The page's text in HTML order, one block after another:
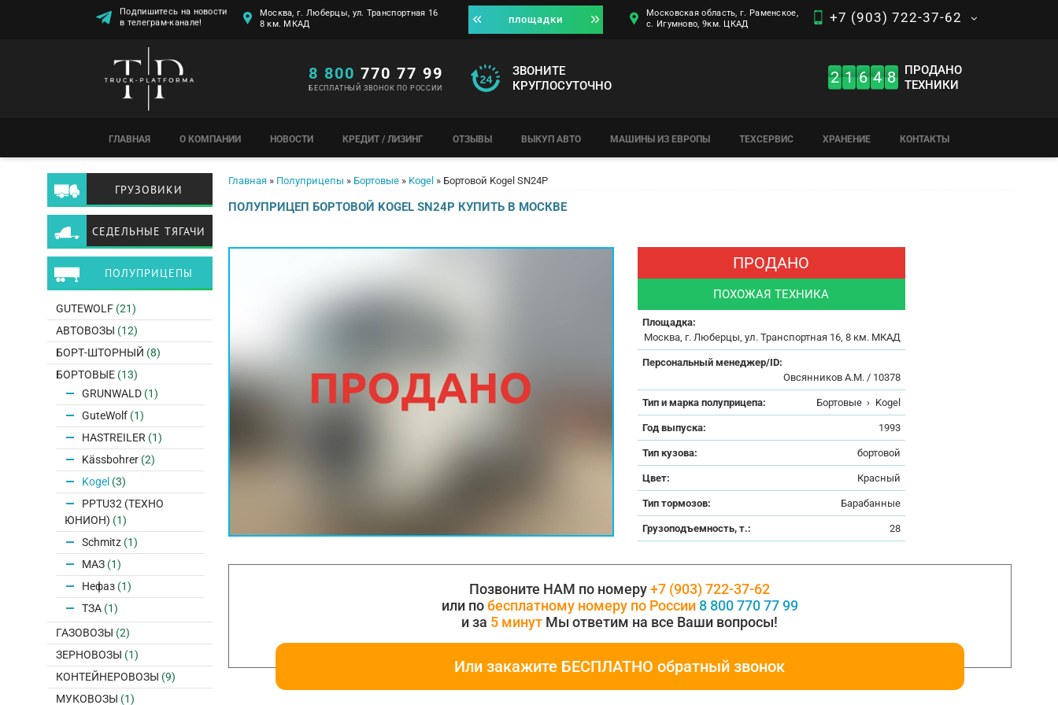
Подпишитесь на новости
в телеграм-канале!
Москва, г. Люберцы, ул. Транспортная 16
8 км. МКАД
площадки
Московская область, г. Раменское,
с. Игумново, 9км. ЦКАД
+7 (903) 722-37-62
8 800 770 77 99
БЕСПЛАТНЫЙ ЗВОНОК ПО РОССИИ
ЗВОНИТЕ
КРУГЛОСУТОЧНО
2 1 6 4 8
ПРОДАНО
ТЕХНИКИ
ГЛАВНАЯ О КОМПАНИИ НОВОСТИ КРЕДИТ / ЛИЗИНГ ОТЗЫВЫ ВЫКУП АВТО МАШИНЫ ИЗ ЕВРОПЫ ТЕХСЕРВИС ХРАНЕНИЕ КОНТАКТЫ
Вы здесь
Главная » Полуприцепы » Бортовые » Kogel » Бортовой Kogel SN24P
ПОЛУПРИЦЕП БОРТОВОЙ KOGEL SN24P КУПИТЬ В МОСКВЕ
ПРОДАНО
ПОХОЖАЯ ТЕХНИКА
Площадка:
Москва, г. Люберцы, ул. Транспортная 16, 8 км. МКАД
Персональный менеджер/ID:
Овсянников А.М. / 10378
Тип и марка полуприцепа: Бортовые › Kogel
Год выпуска: 1993
Тип кузова: бортовой
Цвет: Красный
Тип тормозов: Барабанные
Грузоподъемность, т.: 28
Позвоните НАМ по номеру+7 (903) 722-37-62
или побесплатному номеру по России 8 800 770 77 99
и за 5 минут Мы ответим на все Ваши вопросы!
Или закажите БЕСПЛАТНО обратный звонок
ГРУЗОВИКИ
СЕДЕЛЬНЫЕ ТЯГАЧИ
ПОЛУПРИЦЕПЫ
GUTEWOLF (21)
АВТОВОЗЫ (12)
БОРТ-ШТОРНЫЙ (8)
БОРТОВЫЕ (13)
GRUNWALD (1)
GuteWolf (1)
HASTREILER (1)
Kässbohrer (2)
Kogel (3)
PPTU32 (ТЕХНО
ЮНИОН) (1)
Schmitz (1)
МАЗ (1)
Нефаз (1)
ТЗА (1)
ГАЗОВОЗЫ (2)
ЗЕРНОВОЗЫ (1)
КОНТЕЙНЕРОВОЗЫ (9)
МУКОВОЗЫ (1)